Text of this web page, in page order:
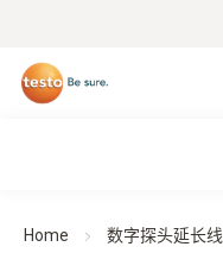
Home 数字探头延长线